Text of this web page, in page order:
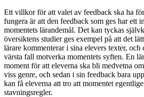
Ett villkor för att valet av feedback ska ha
fungera är att den feedback som ges har ett
momentets lärandemål. Det kan tyckas
översiktens studier ges exempel på att det
lärare kommenterar i sina elevers texter, och
värsta fall motverka momentets syften. En
moment för att eleverna ska bli medvetna
viss genre, och sedan i sin feedback bara
kan få eleverna att tro att momentet
stavningsregler.